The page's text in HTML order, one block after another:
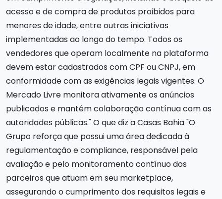
acesso e de compra de produtos proibidos para
menores de idade, entre outras iniciativas
implementadas ao longo do tempo. Todos os
vendedores que operam localmente na plataforma
devem estar cadastrados com CPF ou CNPJ, em
conformidade com as exigências legais vigentes. O
Mercado Livre monitora ativamente os anúncios
publicados e mantém colaboração contínua com as
autoridades públicas." O que diz a Casas Bahia "O
Grupo reforça que possui uma área dedicada à
regulamentação e compliance, responsável pela
avaliação e pelo monitoramento contínuo dos
parceiros que atuam em seu marketplace,
assegurando o cumprimento dos requisitos legais e